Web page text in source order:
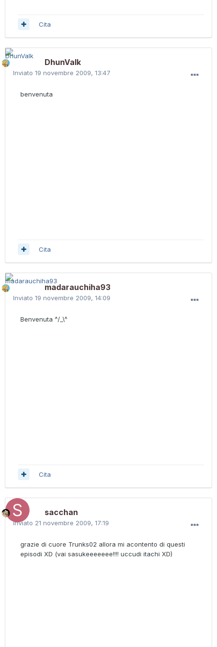
Cita
DhunValk
Inviato 19 novembre 2009, 13:47
benvenuta
Cita
madarauchiha93
Inviato 19 novembre 2009, 14:09
Benvenuta ^/_\^
Cita
sacchan
Inviato 21 novembre 2009, 17:19
grazie di cuore Trunks02 allora mi acontento di questi
episodi XD (vai sasukeeeeeee!!!! uccudi itachi XD)